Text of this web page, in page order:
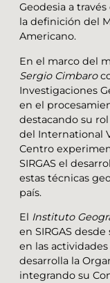
Geodesia a
la definición del
Americano.
En el marco del
Sergio Cimbaro
Investigaciones
en el
destacando su
del International
Centro
SIRGAS el
estas técnicas
país.
El Instituto
en SIRGAS
en las
desarrolla la
integrando su